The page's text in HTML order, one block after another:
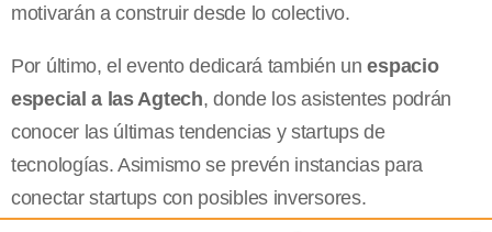
motivarán a construir desde lo colectivo.
Por último, el evento dedicará también unespacio
especial a las Agtech, donde los asistentes podrán
conocer las últimas tendencias y startups de
tecnologías. Asimismo se prevén instancias para
conectar startups con posibles inversores.